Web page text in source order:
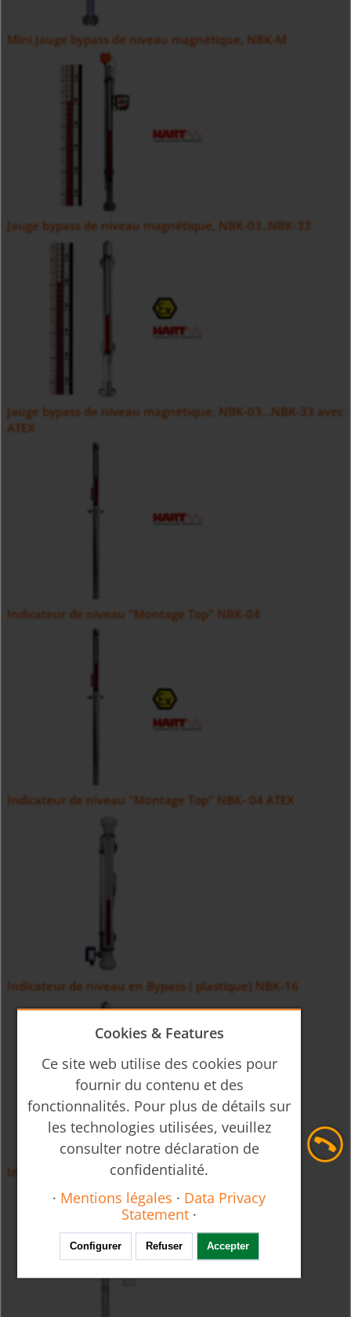
Mini Jauge bypass de niveau magnétique, NBK-M
Jauge bypass de niveau magnétique, NBK-03..NBK-33
Jauge bypass de niveau magnétique, NBK-03...NBK-33 avec
ATEX
Indicateur de niveau "Montage Top" NBK-04
Indicateur de niveau "Montage Top" NBK- 04 ATEX
Indicateur de niveau en Bypass ( plastique) NBK-16
Indicateur de niveau en Bypass Low cost NBK-01
Cookies & Features
Ce site web utilise des cookies pour
fournir du contenu et des
fonctionnalités. Pour plus de détails sur
les technologies utilisées, veuillez
consulter notre déclaration de
confidentialité.
· Mentions légales · Data Privacy
Statement ·
Configurer Refuser Accepter